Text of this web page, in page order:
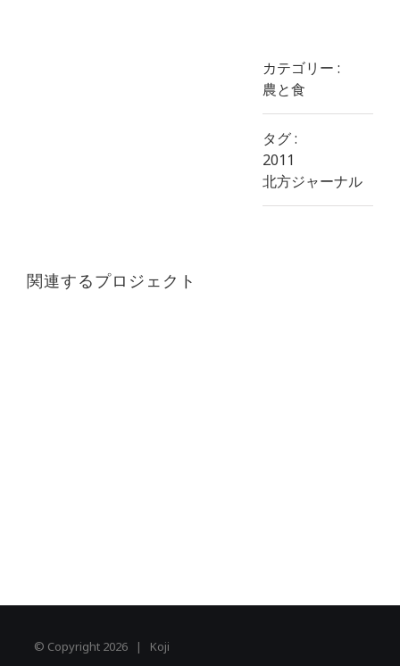
カテゴリー :
農と食
タグ :
2011
北方ジャーナル
関連するプロジェクト
© Copyright 2026 | Koji